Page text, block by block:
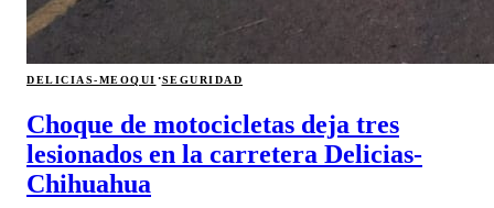
DELICIAS-MEOQUI ·SEGURIDAD
Choque de motocicletas deja tres
lesionados en la carretera Delicias-
Chihuahua